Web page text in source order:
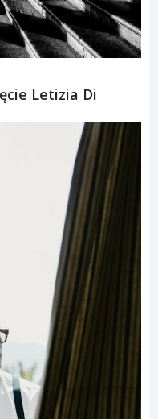
Letizia Di